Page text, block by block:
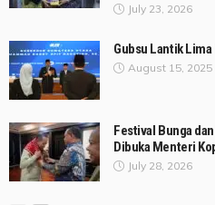
July 23, 2026
Gubsu Lantik
August 15, 2025
Festival Bunga
Dibuka Menteri
July 28, 2026